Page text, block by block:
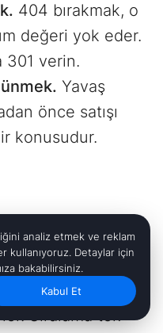
404 bırakmak, o
değeri yok eder.
301 verin.
Yavaş
önce satışı
konusudur.
metriği izlemek,
Sıralama tek
analiz etmek ve reklam
kullanıyoruz. Detaylar için
bakabilirsiniz.
Kabul Et